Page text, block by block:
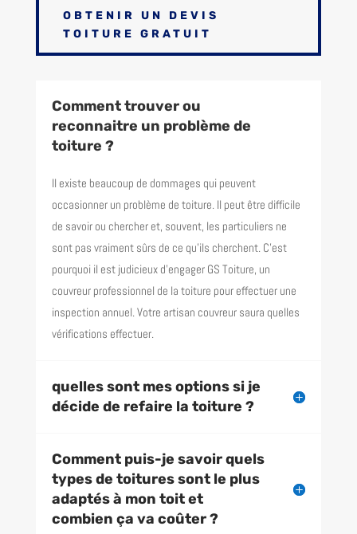
OBTENIR UN DEVIS
TOITURE GRATUIT
Comment trouver ou
reconnaitre un problème de
toiture ?
Il existe beaucoup de dommages qui peuvent
occasionner un problème de toiture. Il peut être difficile
de savoir ou chercher et, souvent, les particuliers ne
sont pas vraiment sûrs de ce qu’ils cherchent. C’est
pourquoi il est judicieux d’engager GS Toiture, un
couvreur professionnel de la toiture pour effectuer une
inspection annuel. Votre artisan couvreur saura quelles
vérifications effectuer.
quelles sont mes options si je
décide de refaire la toiture ?
Comment puis-je savoir quels
types de toitures sont le plus
adaptés à mon toit et
combien ça va coûter ?